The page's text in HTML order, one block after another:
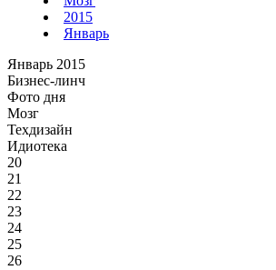
2015
Январь
Январь 2015
Бизнес-линч
Фото дня
Мозг
Техдизайн
Идиотека
20
21
22
23
24
25
26